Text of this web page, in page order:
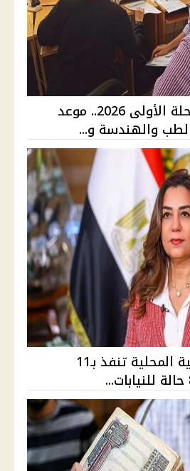
نتيجة تنسيق المرحلة الأولى 2026.. موعد
والهندسة و...
قرارات وزيرة التنمية المحلية تنفذ بـ11